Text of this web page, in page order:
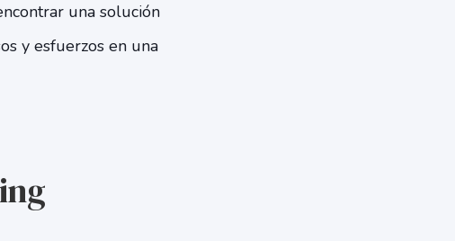
una solución
y esfuerzos en una